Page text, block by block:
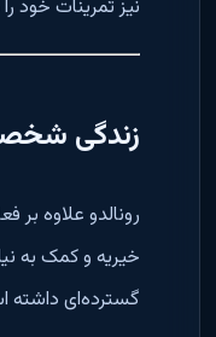
نیز تمرینات خود
زندگی
رونالدو علاوه بر
خیریه و کمک به
گسترده‌ای داشته